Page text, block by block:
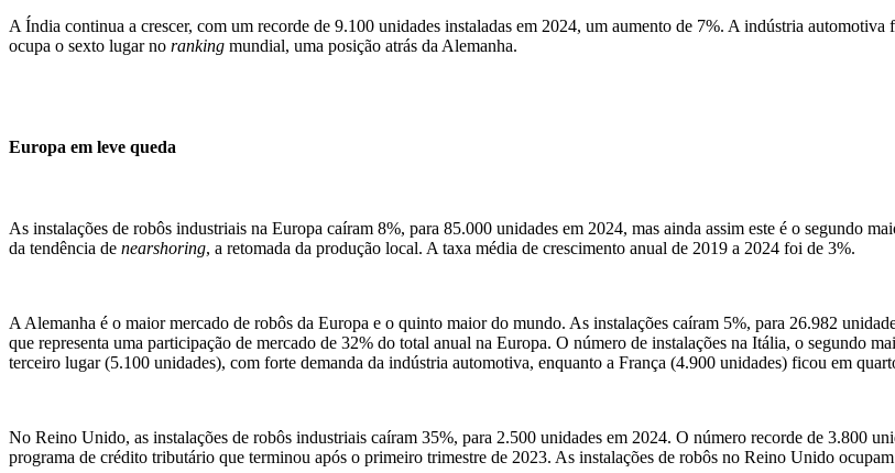
A Índia continua a crescer, com um recorde de 9.100 unidades instaladas em 2024, um aumento de 7%. A indústria
ocupa o sexto lugar no ranking mundial, uma posição atrás da Alemanha.
Europa em leve queda
As instalações de robôs industriais na Europa caíram 8%, para 85.000 unidades em 2024, mas ainda assim este é o segundo
da tendência de nearshoring, a retomada da produção local. A taxa média de crescimento anual de 2019 a 2024 foi de 3%.
A Alemanha é o maior mercado de robôs da Europa e o quinto maior do mundo. As instalações caíram 5%, para 26.982
que representa uma participação de mercado de 32% do total anual na Europa. O número de instalações na Itália, o segundo
terceiro lugar (5.100 unidades), com forte demanda da indústria automotiva, enquanto a França (4.900 unidades) ficou em
No Reino Unido, as instalações de robôs industriais caíram 35%, para 2.500 unidades em 2024. O número recorde de 3.800
programa de crédito tributário que terminou após o primeiro trimestre de 2023. As instalações de robôs no Reino Unido ocupam